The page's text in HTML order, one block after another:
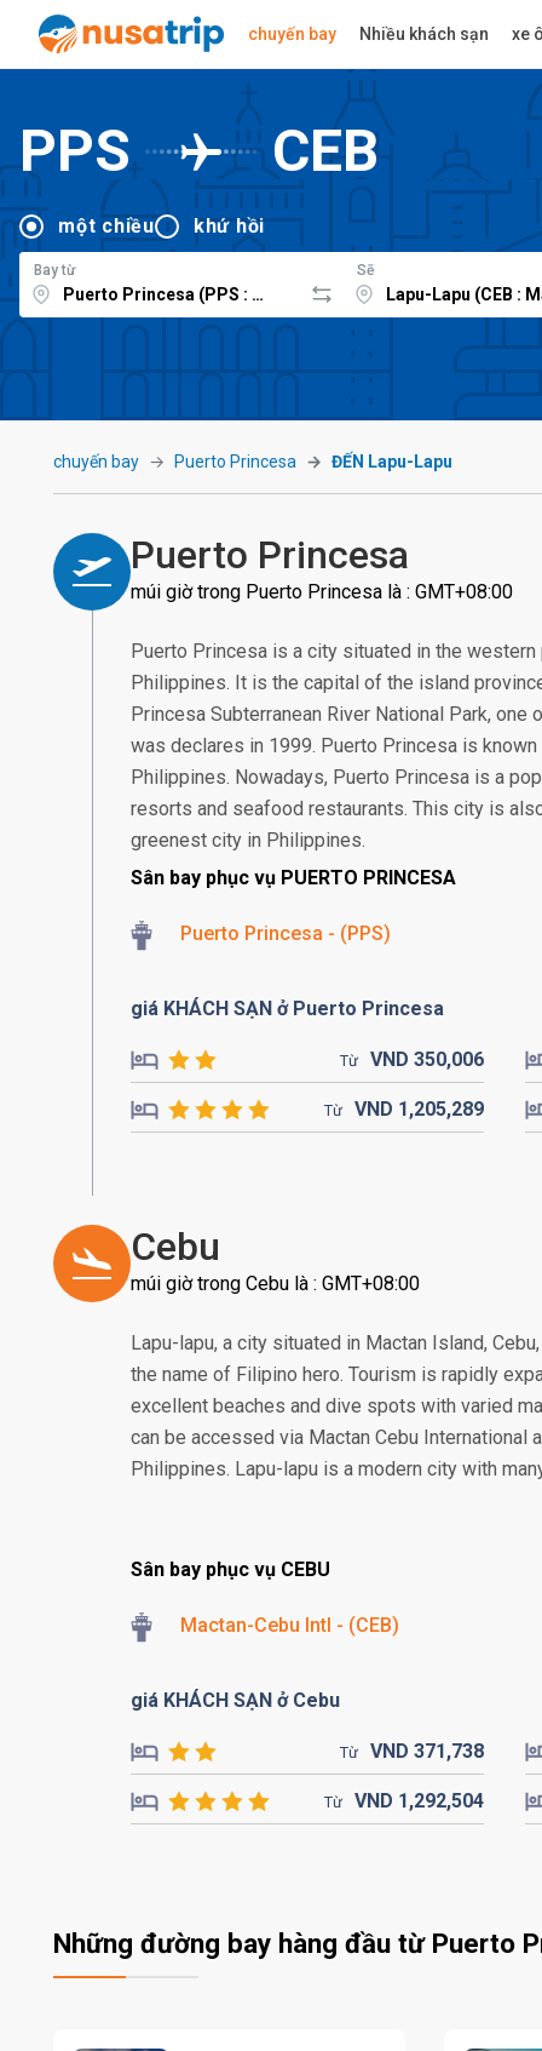
chuyến bay Nhiều khách sạn xe
PPS CEB
một chiều khứ hồi
Bay từ Sẽ
chuyến bay Puerto Princesa ĐẾN Lapu-Lapu
Puerto Princesa
múi giờ trong Puerto Princesa là : GMT+08:00
Puerto Princesa is a city situated in the
Philippines. It is the capital of the island
Princesa Subterranean River National Park, one
was declares in 1999. Puerto Princesa is
Philippines. Nowadays, Puerto Princesa is a
resorts and seafood restaurants. This city is
greenest city in Philippines.
Sân bay phục vụ PUERTO PRINCESA
Puerto Princesa - (PPS)
giá KHÁCH SẠN ở Puerto Princesa
Từ VND 350,006
Từ VND 1,205,289
Cebu
múi giờ trong Cebu là : GMT+08:00
Lapu-lapu, a city situated in Mactan Island,
the name of Filipino hero. Tourism is rapidly
excellent beaches and dive spots with varied
can be accessed via Mactan Cebu International
Philippines. Lapu-lapu is a modern city with
Sân bay phục vụ CEBU
Mactan-Cebu Intl - (CEB)
giá KHÁCH SẠN ở Cebu
Từ VND 371,738
Từ VND 1,292,504
Những đường bay hàng đầu từ Puerto